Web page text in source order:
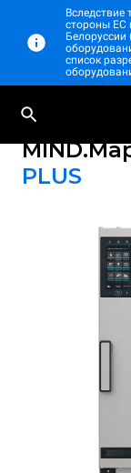
Вследствие
стороны ЕС
Белоруссии
список
PLUS